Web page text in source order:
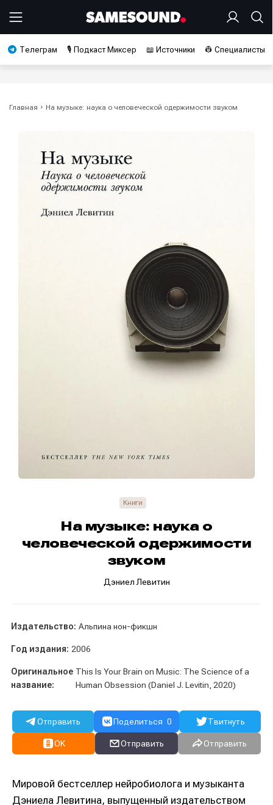
Телеграм 🎙️ Подкаст Миксер 📖 Источники 👷 Специалисты
Главная На музыке: наука о человеческой одержимости звуком
Книги
На музыке: наука о
человеческой одержимости
звуком
Дэниел Левитин
Издательство: Альпина нон-фикшн
Год издания: 2006
Оригинальное
название:
This Is Your Brain on Music: The Science of a
Human Obsession (Daniel J. Levitin, 2020)
Отправить Поделиться 0 Твитнуть
OK Отправить Отправить
Мировой бестселлер нейробиолога и музыканта
Дэниела Левитина, выпущенный издательством